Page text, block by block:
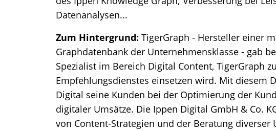
Datenanalysen...
Zum Hintergrund: TigerGraph - Hersteller einer
Graphdatenbank der Unternehmensklasse - gab
Spezialist im Bereich Digital Content, TigerGraph
Empfehlungsdienstes einsetzen wird. Mit diesem
Digital seine Kunden bei der Optimierung der
digitaler Umsätze. Die Ippen Digital GmbH & Co.
von Content-Strategien und der Beratung diverser